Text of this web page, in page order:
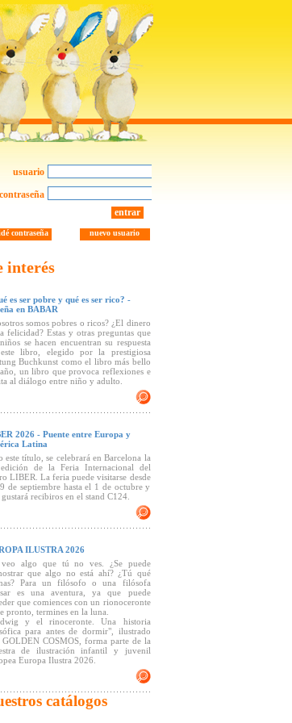
usuario
contraseña
entrar
nuevo usuario
contraseña
interés
es ser pobre y qué es ser rico? -
en BABAR
somos pobres o ricos? ¿El dinero
felicidad? Estas y otras preguntas que
se hacen encuentran su respuesta
libro, elegido por la prestigiosa
Buchkunst como el libro más bello
un libro que provoca reflexiones e
al diálogo entre niño y adulto.
2026 - Puente entre Europa y
Latina
este título, se celebrará en Barcelona la
de la Feria Internacional del
LIBER. La feria puede visitarse desde
de septiembre hasta el 1 de octubre y
gustará recibiros en el stand C124.
ILUSTRA 2026
algo que tú no ves. ¿Se puede
que algo no está ahí? ¿Tú qué
Para un filósofo o una filósofa
es una aventura, ya que puede
que comiences con un rionoceronte
pronto, termines en la luna.
y el rinoceronte. Una historia
para antes de dormir", ilustrado
COSMOS, forma parte de la
de ilustración infantil y juvenil
Europa Ilustra 2026.
catálogos